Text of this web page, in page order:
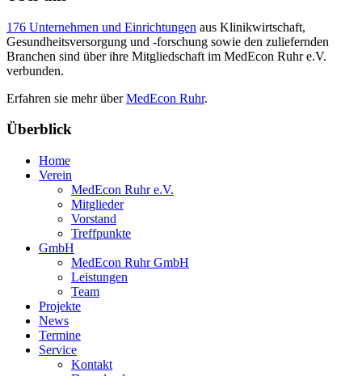
176 Unternehmen und Einrichtungen aus Klinikwirtschaft,
Gesundheitsversorgung und -forschung sowie den zuliefernden
Branchen sind über ihre Mitgliedschaft im MedEcon Ruhr e.V.
verbunden.
Erfahren sie mehr überMedEcon Ruhr.
Überblick
Home
Verein
MedEcon Ruhr e.V.
Mitglieder
Vorstand
Treffpunkte
GmbH
MedEcon Ruhr GmbH
Leistungen
Team
Projekte
News
Termine
Service
Kontakt